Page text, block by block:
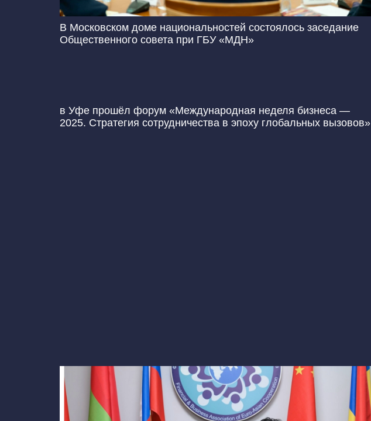
В Московском доме национальностей состоялось заседание
Общественного совета при ГБУ «МДН»
в Уфе прошёл форум «Международная неделя бизнеса —
2025. Стратегия сотрудничества в эпоху глобальных вызовов»